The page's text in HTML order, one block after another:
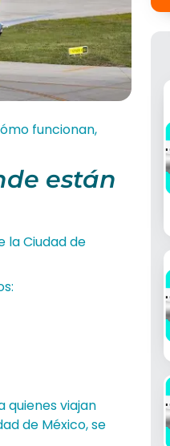
funcionan,
están
la Ciudad de
quienes viajan
de México, se